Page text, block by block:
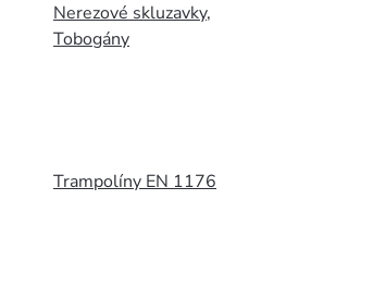
Nerezové skluzavky,
Tobogány
Trampolíny EN 1176